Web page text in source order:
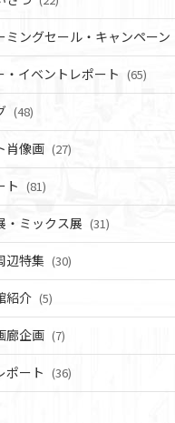
ミングセール・キャンペーン
・イベントレポート (65)
(48)
肖像画 (27)
ト (81)
・ミックス展 (31)
辺特集 (30)
紹介 (5)
廊企画 (7)
ポート (36)